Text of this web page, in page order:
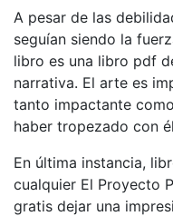
A pesar de las
seguían siendo la
libro es una libro pdf
narrativa. El arte es
tanto impactante
haber tropezado con
En última instancia,
cualquier El Proyecto
gratis dejar una